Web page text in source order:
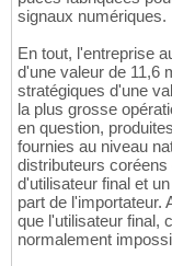
signaux numériques.
En tout, l'entreprise
d'une valeur de 11,6
stratégiques d'une
la plus grosse
en question,
fournies au niveau
distributeurs
d'utilisateur final et
part de l'importateur.
que l'utilisateur final,
normalement